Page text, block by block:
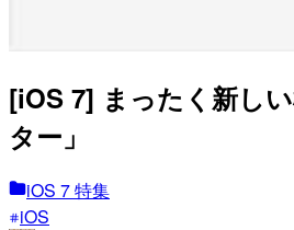
[iOS 7] まったく新し
ター」
iOS 7 特集
iOS